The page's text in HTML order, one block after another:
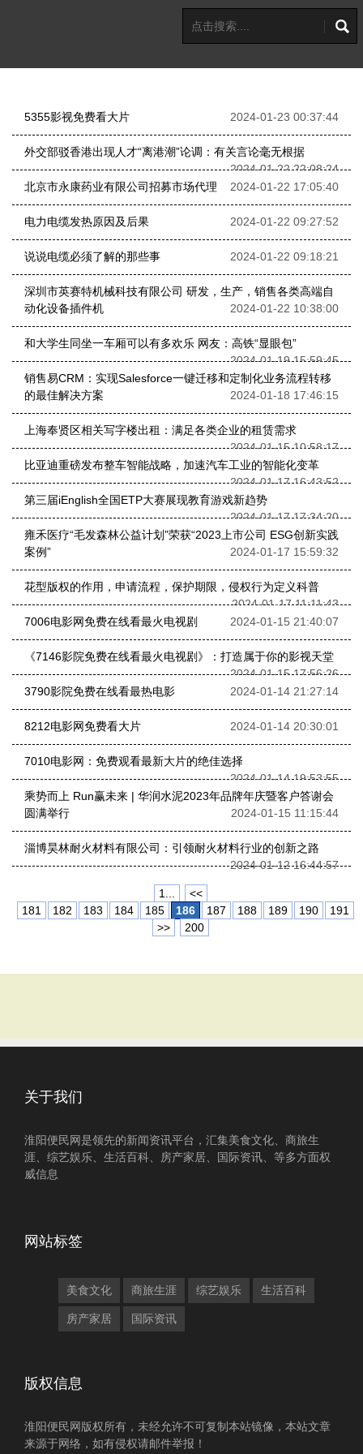
5355影视免费看大片 2024-01-23 00:37:44
外交部驳香港出现人才“离港潮”论调：有关言论毫无根据
2024-01-22 22:08:24
北京市永康药业有限公司招募市场代理
2024-01-22 17:05:40
电力电缆发热原因及后果 2024-01-22 09:27:52
说说电缆必须了解的那些事 2024-01-22 09:18:21
深圳市英赛特机械科技有限公司 研发，生产，销售各类高端自
动化设备插件机
2024-01-22 10:38:00
和大学生同坐一车厢可以有多欢乐 网友：高铁“显眼包”
2024-01-19 15:59:45
销售易CRM：实现Salesforce一键迁移和定制化业务流程转移
的最佳解决方案
2024-01-18 17:46:15
上海奉贤区相关写字楼出租：满足各类企业的租赁需求
2024-01-15 10:58:17
比亚迪重磅发布整车智能战略，加速汽车工业的智能化变革
2024-01-17 16:43:52
第三届iEnglish全国ETP大赛展现教育游戏新趋势
2024-01-17 17:34:20
雍禾医疗“毛发森林公益计划”荣获“2023上市公司 ESG创新实践
案例”
2024-01-17 15:59:32
花型版权的作用，申请流程，保护期限，侵权行为定义科普
2024-01-17 11:11:43
7006电影网免费在线看最火电视剧
2024-01-15 21:40:07
《7146影院免费在线看最火电视剧》：打造属于你的影视天堂
2024-01-15 17:56:26
3790影院免费在线看最热电影
2024-01-14 21:27:14
8212电影网免费看大片 2024-01-14 20:30:01
7010电影网：免费观看最新大片的绝佳选择
2024-01-14 19:53:55
乘势而上 Run赢未来 | 华润水泥2023年品牌年庆暨客户答谢会
圆满举行
2024-01-15 11:15:44
淄博昊林耐火材料有限公司：引领耐火材料行业的创新之路
2024-01-12 16:44:57
1...
<<
181
182 183 184 185 186 187 188 189 190
191
>>
200
关于我们
淮阳便民网是领先的新闻资讯平台，汇集美食文化、商旅生
涯、综艺娱乐、生活百科、房产家居、国际资讯、等多方面权
威信息
网站标签
美食文化 商旅生涯 综艺娱乐 生活百科
房产家居 国际资讯
版权信息
淮阳便民网版权所有，未经允许不可复制本站镜像，本站文章
来源于网络，如有侵权请邮件举报！